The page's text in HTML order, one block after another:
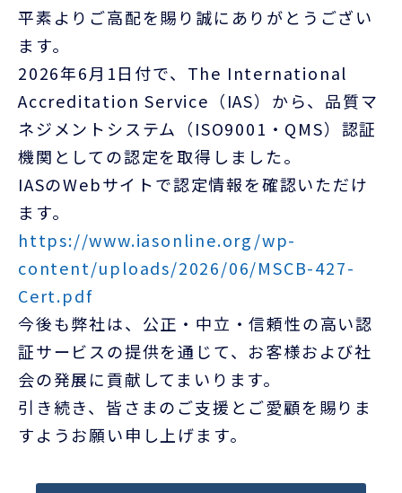
お客様ポータル
平素よりご高配を賜り誠にありがとうござい
ます。
2026年6月1日付で、 The International
Accreditation Service （IAS）から、品質マ
ネジメントシステム（ISO9001・QMS）認証
機関としての認定を取得しました。
IASのWebサイトで認定情報を確認いただけ
ます。
https://www.iasonline.org/wp-
content/uploads/2026/06/MSCB-427-
Cert.pdf
今後も弊社は、公正・中立・信頼性の高い認
証サービスの提供を通じて、お客様および社
会の発展に貢献してまいります。
引き続き、皆さまのご支援とご愛顧を賜りま
すようお願い申し上げます。